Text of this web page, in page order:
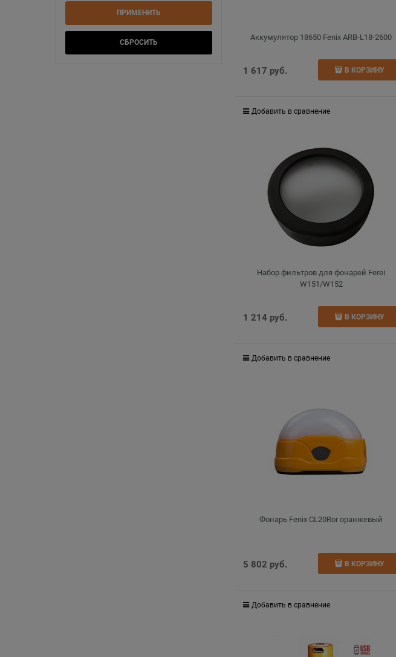
Аккумулятор 18650 Fenix ARB-L18-2600
1 617 руб. В КОРЗИНУ
Добавить в сравнение
Набор фильтров для фонарей Ferei
W151/W152
1 214 руб. В КОРЗИНУ
Добавить в сравнение
Фонарь Fenix CL20Ror оранжевый
5 802 руб. В КОРЗИНУ
Добавить в сравнение